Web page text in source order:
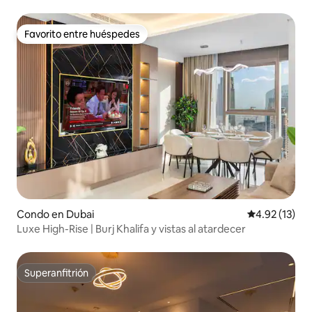
Favorito entre huéspedes
Favorito entre huéspedes
Condo en Dubai Calificación
4.92 (13)
Luxe High-Rise | Burj Khalifa y vistas al atardecer
Superanfitrión
Superanfitrión